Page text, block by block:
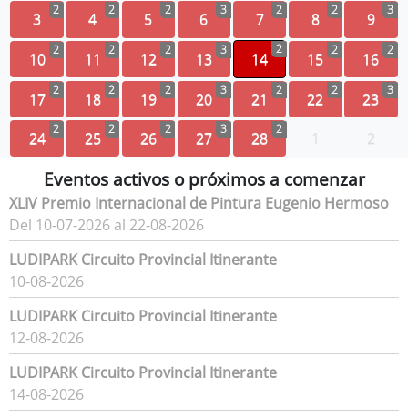
3 2 4 2 5 2 6 3 7 2 8 2 9 3
10 2 11 2 12 2 13 3 14
2
15 2 16 2
17 2 18 2 19 2 20 3 21 2 22 2 23 3
24 2 25 2 26 2 27 3 28 2 1 2
Eventos activos o próximos a comenzar
XLIV Premio Internacional de Pintura Eugenio Hermoso
Del 10-07-2026 al 22-08-2026
LUDIPARK Circuito Provincial Itinerante
10-08-2026
LUDIPARK Circuito Provincial Itinerante
12-08-2026
LUDIPARK Circuito Provincial Itinerante
14-08-2026